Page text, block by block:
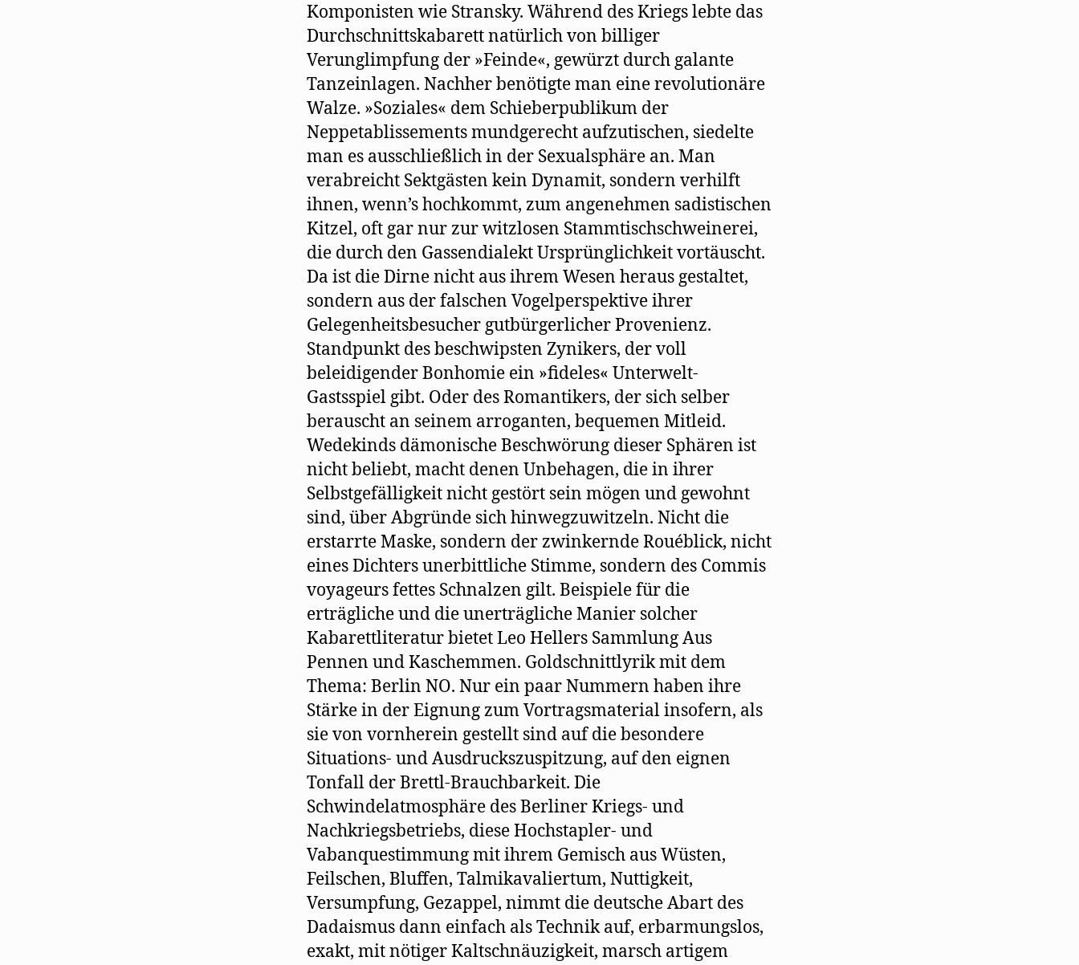
Komponisten wie Stransky. Während des Kriegs lebte das
Durchschnittskabarett natürlich von billiger
Verunglimpfung der »Feinde«, gewürzt durch galante
Tanzeinlagen. Nachher benötigte man eine revolutionäre
Walze. »Soziales« dem Schieberpublikum der
Neppetablissements mundgerecht aufzutischen, siedelte
man es ausschließlich in der Sexualsphäre an. Man
verabreicht Sektgästen kein Dynamit, sondern verhilft
ihnen, wenn’s hochkommt, zum angenehmen sadistischen
Kitzel, oft gar nur zur witzlosen Stammtischschweinerei,
die durch den Gassendialekt Ursprünglichkeit vortäuscht.
Da ist die Dirne nicht aus ihrem Wesen heraus gestaltet,
sondern aus der falschen Vogelperspektive ihrer
Gelegenheitsbesucher gutbürgerlicher Provenienz.
Standpunkt des beschwipsten Zynikers, der voll
beleidigender Bonhomie ein »fideles« Unterwelt-
Gastsspiel gibt. Oder des Romantikers, der sich selber
berauscht an seinem arroganten, bequemen Mitleid.
Wedekinds dämonische Beschwörung dieser Sphären ist
nicht beliebt, macht denen Unbehagen, die in ihrer
Selbstgefälligkeit nicht gestört sein mögen und gewohnt
sind, über Abgründe sich hinwegzuwitzeln. Nicht die
erstarrte Maske, sondern der zwinkernde Rouéblick, nicht
eines Dichters unerbittliche Stimme, sondern des Commis
voyageurs fettes Schnalzen gilt. Beispiele für die
erträgliche und die unerträgliche Manier solcher
Kabarettliteratur bietet Leo Hellers Sammlung Aus
Pennen und Kaschemmen. Goldschnittlyrik mit dem
Thema: Berlin NO. Nur ein paar Nummern haben ihre
Stärke in der Eignung zum Vortragsmaterial insofern, als
sie von vornherein gestellt sind auf die besondere
Situations- und Ausdruckszuspitzung, auf den eignen
Tonfall der Brettl-Brauchbarkeit. Die
Schwindelatmosphäre des Berliner Kriegs- und
Nachkriegsbetriebs, diese Hochstapler- und
Vabanquestimmung mit ihrem Gemisch aus Wüsten,
Feilschen, Bluffen, Talmikavaliertum, Nuttigkeit,
Versumpfung, Gezappel, nimmt die deutsche Abart des
Dadaismus dann einfach als Technik auf, erbarmungslos,
exakt, mit nötiger Kaltschnäuzigkeit, marsch artigem